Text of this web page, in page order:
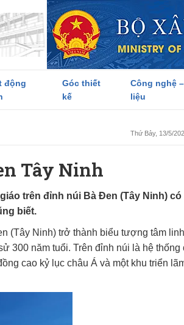
động
Góc thiết
kế
Công nghệ
liệu
Thứ Bảy, 13/5/
Tây Ninh
trên đỉnh núi Bà Đen (Tây Ninh) có
biết.
(Tây Ninh) trở thành biểu tượng tâm
300 năm tuổi. Trên đỉnh núi là hệ thống
cao kỷ lục châu Á và một khu triển